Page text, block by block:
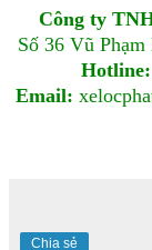
Công ty
Số 36 Vũ
Hotline:
Email:
Chia sẻ